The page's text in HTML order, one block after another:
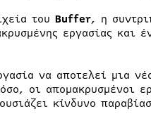
του Buffer, η
εργασίας και
να αποτελεί μια
οι απομακρυσμένοι
κίνδυνο